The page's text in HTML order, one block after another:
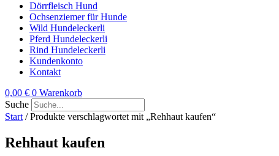
Dörrfleisch Hund
Ochsenziemer für Hunde
Wild Hundeleckerli
Pferd Hundeleckerli
Rind Hundeleckerli
Kundenkonto
Kontakt
0,00 € 0 Warenkorb
Suche
Start / Produkte verschlagwortet mit „Rehhaut kaufen“
Rehhaut kaufen